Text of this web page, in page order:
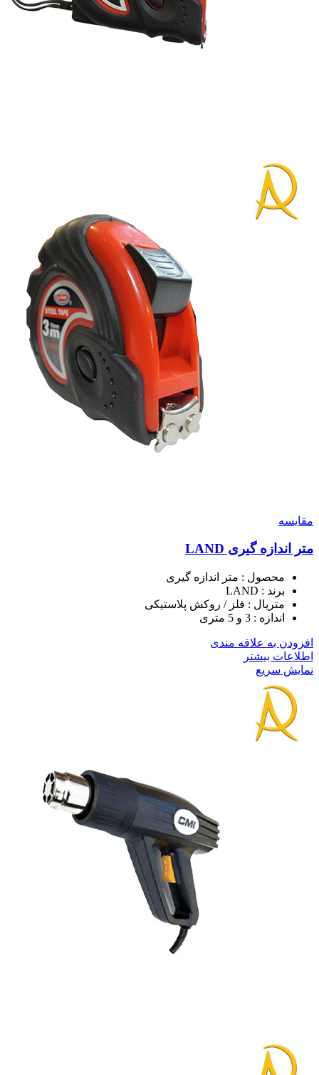
مقايسه
متر اندازه گیری LAND
محصول : متر اندازه گیری
برند : LAND
متریال : فلز / روکش پلاستیکی
اندازه : 3 و 5 متری
افزودن به علاقه مندی
اطلاعات بیشتر
نمایش سریع